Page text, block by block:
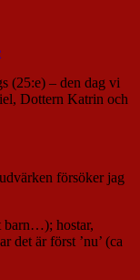
(25:e) – den dag vi
Dottern Katrin och
försöker jag
barn…); hostar,
det är först ’nu’ (ca